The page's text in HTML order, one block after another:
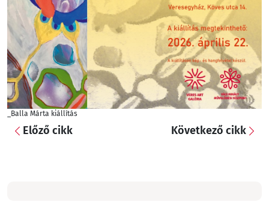
_Balla Márta kiállítás
Előző cikk Következő cikk